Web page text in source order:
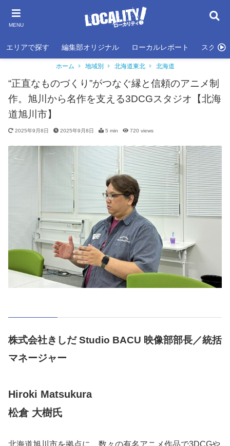
MENU
エリアで探す 編集部オリジナル ローカルレポート スクール
ホーム 地域別 北海道東北 北海道
“正直なものづくり”がつなぐ縁と信頼のアニメ制
作。旭川から名作を支える3DCGスタジオ【北海
道旭川市】
2025年9月8日 2025年9月8日 5 min 720 views
株式会社きしだ Studio BACU 映像部部長／統括
マネージャー
Hiroki Matsukura
松倉 大樹氏